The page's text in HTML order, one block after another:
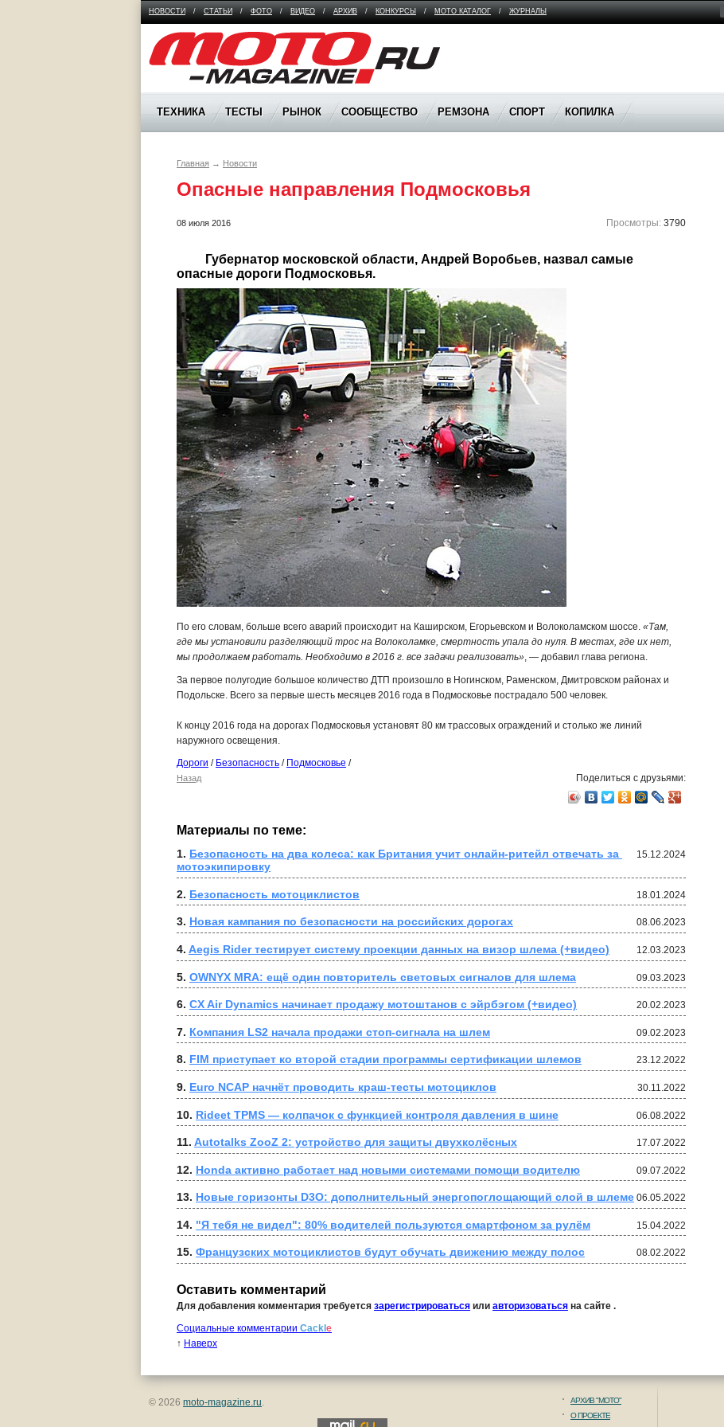
НОВОСТИ / СТАТЬИ / ФОТО / ВИДЕО / АРХИВ / КОНКУРСЫ / МОТО КАТАЛОГ / ЖУРНАЛЫ
Moto Magazine
ТЕХНИКА ТЕСТЫ РЫНОК СООБЩЕСТВО РЕМЗОНА СПОРТ КОПИЛКА
Главная → Новости
Опасные направления Подмосковья
Просмотры: 3790
08 июля 2016
По его словам, больше всего аварий происходит на Каширском, Егорьевском и Волоколамском шоссе. «Там,
где мы установили разделяющий трос на Волоколамке, смертность упала до нуля. В местах, где их нет,
мы продолжаем работать. Необходимо в 2016 г. все задачи реализовать», — добавил глава региона.
За первое полугодие большое количество ДТП произошло в Ногинском, Раменском, Дмитровском районах и
Подольске. Всего за первые шесть месяцев 2016 года в Подмосковье пострадало 500 человек.
К концу 2016 года на дорогах Подмосковья установят 80 км трассовых ограждений и столько же линий
наружного освещения.
Дороги / Безопасность / Подмосковье /
Назад Поделиться с друзьями:
Материалы по теме:
15.12.2024
1. Безопасность на два колеса: как Британия учит онлайн-ритейл отвечать за
мотоэкипировку
18.01.2024
2. Безопасность мотоциклистов
08.06.2023
3. Новая кампания по безопасности на российских дорогах
12.03.2023
4. Aegis Rider тестирует систему проекции данных на визор шлема (+видео)
09.03.2023
5. OWNYX MRA: ещё один повторитель световых сигналов для шлема
20.02.2023
6. CX Air Dynamics начинает продажу мотоштанов с эйрбэгом (+видео)
09.02.2023
7. Компания LS2 начала продажи стоп-сигнала на шлем
23.12.2022
8. FIM приступает ко второй стадии программы сертификации шлемов
30.11.2022
9. Euro NCAP начнёт проводить краш-тесты мотоциклов
06.08.2022
10. Rideet TPMS — колпачок с функцией контроля давления в шине
17.07.2022
11. Autotalks ZooZ 2: устройство для защиты двухколёсных
09.07.2022
12. Honda активно работает над новыми системами помощи водителю
06.05.2022
13. Новые горизонты D3O: дополнительный энергопоглощающий слой в шлеме
15.04.2022
14. "Я тебя не видел": 80% водителей пользуются смартфоном за рулём
08.02.2022
15. Французских мотоциклистов будут обучать движению между полос
Оставить комментарий
Для добавления комментария требуется зарегистрироваться или авторизоваться на сайте .
Социальные комментарии Cackl e
↑ Наверх
© 2026 moto-magazine.ru.
АРХИВ "МОТО"
О ПРОЕКТЕ